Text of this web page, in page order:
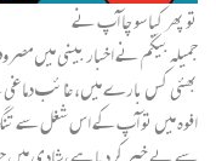
تو پھر کیا سو چا آپ نے
جمیلہ بیگم نے اخبا ر بینی میں
بھئی کس با رے میں، غائب دما
افوہ میں تو آپ کے اس شغل سے تنگ